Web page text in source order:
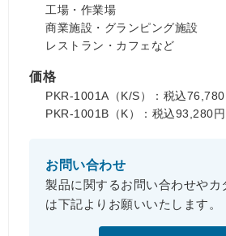
工場・作業場
商業施設・グランピング施設
レストラン・カフェなど
価格
PKR-1001A（K/S）：税込76,780
PKR-1001B（K）：税込93,280円
お問い合わせ
製品に関するお問い合わせやカ
は下記よりお願いいたします。